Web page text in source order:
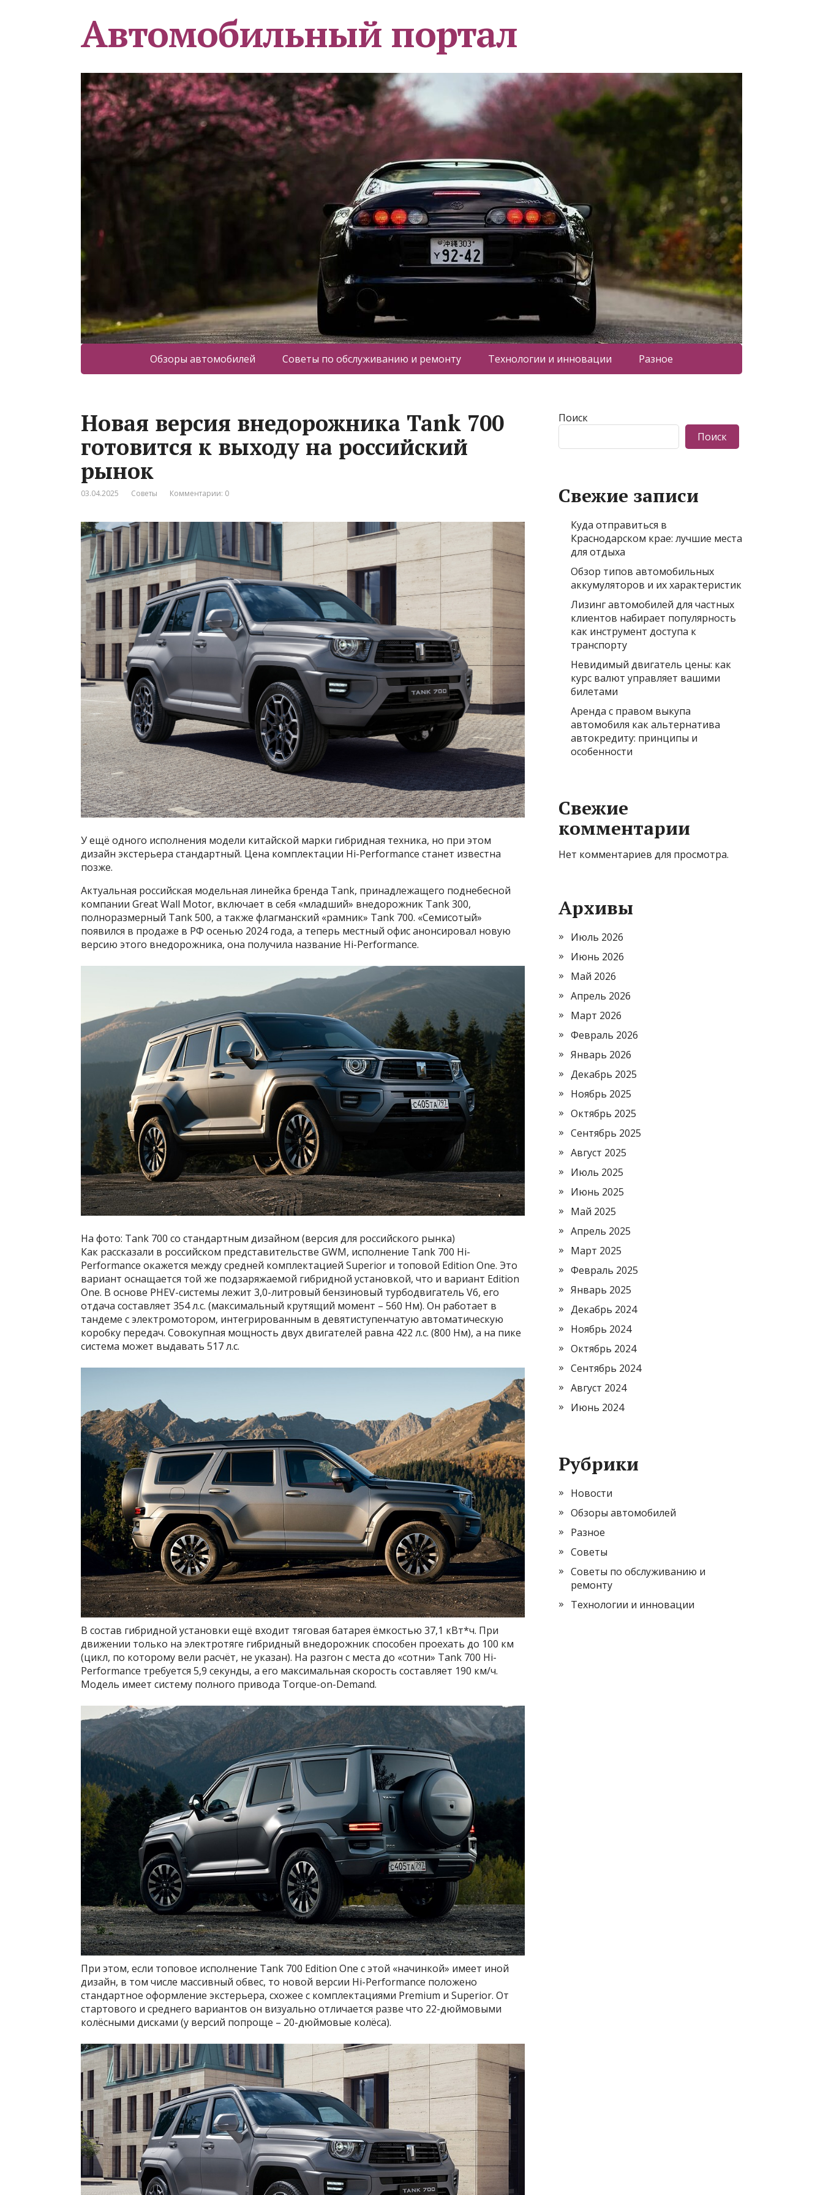
Автомобильный портал
Обзоры автомобилей Советы по обслуживанию и ремонту Технологии и инновации Разное
Новая версия внедорожника Tank 700
готовится к выходу на российский
рынок
03.04.2025 Советы Комментарии: 0
У ещё одного исполнения модели китайской марки гибридная техника, но при этом
дизайн экстерьера стандартный. Цена комплектации Hi-Performance станет известна
позже.
Актуальная российская модельная линейка бренда Tank, принадлежащего поднебесной
компании Great Wall Motor, включает в себя «младший» внедорожник Tank 300,
полноразмерный Tank 500, а также флагманский «рамник» Tank 700. «Семисотый»
появился в продаже в РФ осенью 2024 года, а теперь местный офис анонсировал новую
версию этого внедорожника, она получила название Hi-Performance.
На фото: Tank 700 со стандартным дизайном (версия для российского рынка)
Как рассказали в российском представительстве GWM, исполнение Tank 700 Hi-
Performance окажется между средней комплектацией Superior и топовой Edition One. Это
вариант оснащается той же подзаряжаемой гибридной установкой, что и вариант Edition
One. В основе PHEV-системы лежит 3,0-литровый бензиновый турбодвигатель V6, его
отдача составляет 354 л.с. (максимальный крутящий момент – 560 Нм). Он работает в
тандеме с электромотором, интегрированным в девятиступенчатую автоматическую
коробку передач. Совокупная мощность двух двигателей равна 422 л.с. (800 Нм), а на пике
система может выдавать 517 л.с.
В состав гибридной установки ещё входит тяговая батарея ёмкостью 37,1 кВт*ч. При
движении только на электротяге гибридный внедорожник способен проехать до 100 км
(цикл, по которому вели расчёт, не указан). На разгон с места до «сотни» Tank 700 Hi-
Performance требуется 5,9 секунды, а его максимальная скорость составляет 190 км/ч.
Модель имеет систему полного привода Torque-on-Demand.
При этом, если топовое исполнение Tank 700 Edition One с этой «начинкой» имеет иной
дизайн, в том числе массивный обвес, то новой версии Hi-Performance положено
стандартное оформление экстерьера, схожее с комплектациями Premium и Superior. От
стартового и среднего вариантов он визуально отличается разве что 22-дюймовыми
колёсными дисками (у версий попроще – 20-дюймовые колёса).
Поиск
Поиск
Свежие записи
Куда отправиться в
Краснодарском крае: лучшие места
для отдыха
Обзор типов автомобильных
аккумуляторов и их характеристик
Лизинг автомобилей для частных
клиентов набирает популярность
как инструмент доступа к
транспорту
Невидимый двигатель цены: как
курс валют управляет вашими
билетами
Аренда с правом выкупа
автомобиля как альтернатива
автокредиту: принципы и
особенности
Свежие
комментарии
Нет комментариев для просмотра.
Архивы
Июль 2026
Июнь 2026
Май 2026
Апрель 2026
Март 2026
Февраль 2026
Январь 2026
Декабрь 2025
Ноябрь 2025
Октябрь 2025
Сентябрь 2025
Август 2025
Июль 2025
Июнь 2025
Май 2025
Апрель 2025
Март 2025
Февраль 2025
Январь 2025
Декабрь 2024
Ноябрь 2024
Октябрь 2024
Сентябрь 2024
Август 2024
Июнь 2024
Рубрики
Новости
Обзоры автомобилей
Разное
Советы
Советы по обслуживанию и
ремонту
Технологии и инновации